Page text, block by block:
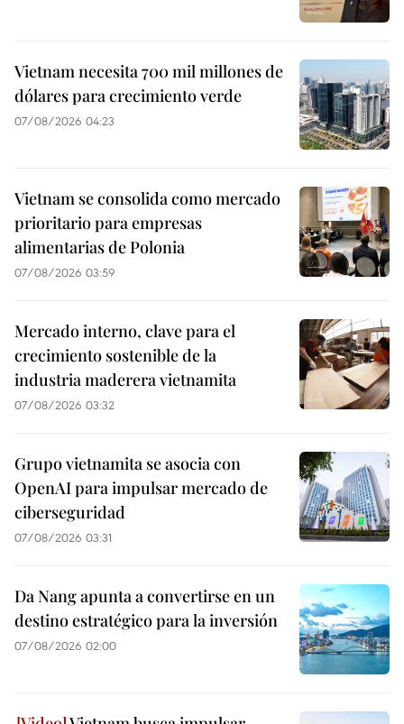
Vietnam necesita 700 mil millones de
dólares para crecimiento verde
07/08/2026 04:23
Vietnam se consolida como mercado
prioritario para empresas
alimentarias de Polonia
07/08/2026 03:59
Mercado interno, clave para el
crecimiento sostenible de la
industria maderera vietnamita
07/08/2026 03:32
Grupo vietnamita se asocia con
OpenAI para impulsar mercado de
ciberseguridad
07/08/2026 03:31
Da Nang apunta a convertirse en un
destino estratégico para la inversión
07/08/2026 02:00